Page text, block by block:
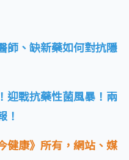
師、缺新藥如何對抗隱
迎戰抗藥性菌風暴！兩
！
健康》所有，網站、媒